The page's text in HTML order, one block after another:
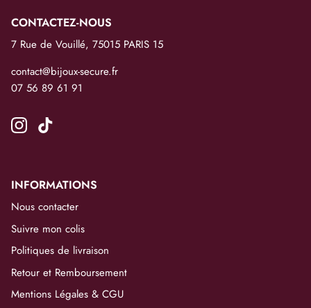
CONTACTEZ-NOUS
7 Rue de Vouillé, 75015 PARIS 15
contact@bijoux-secure.fr
07 56 89 61 91
INFORMATIONS
Nous contacter
Suivre mon colis
Politiques de livraison
Retour et Remboursement
Mentions Légales & CGU